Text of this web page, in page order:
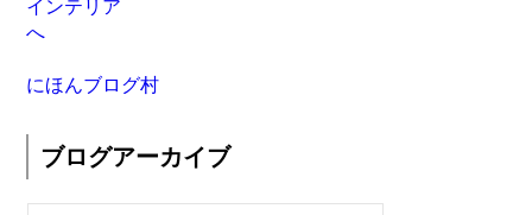
にほんブログ村
ブログアーカイブ